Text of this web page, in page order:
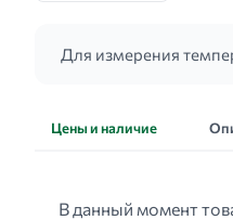
Для измерения
Цены и наличие
В данный момент